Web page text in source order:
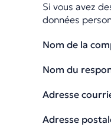
Si vous avez
données
Nom de la
Nom du
Adresse
Adresse